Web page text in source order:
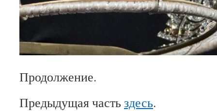
Продолжение.
Предыдущая часть здесь.